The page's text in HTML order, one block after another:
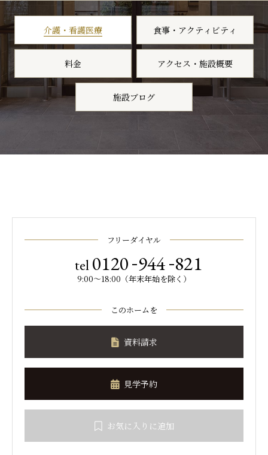
介護・看護医療 食事・アクティビティ
料金 アクセス・施設概要
施設ブログ
フリーダイヤル
tel0120-944-821
9:00～18:00（年末年始を除く）
このホームを
資料請求
見学予約
お気に入りに追加